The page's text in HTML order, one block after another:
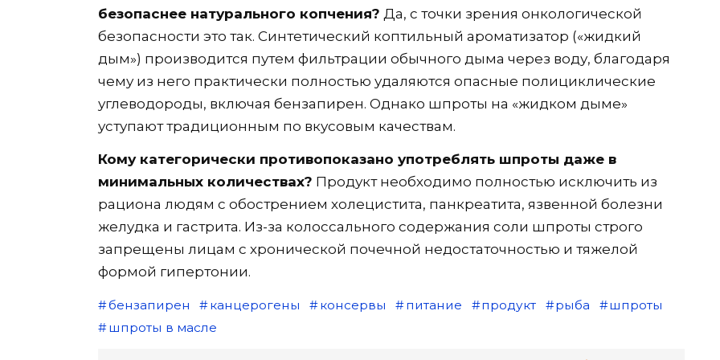
безопаснее натурального копчения? Да, с точки зрения онкологической
безопасности это так. Синтетический коптильный ароматизатор («жидкий
дым») производится путем фильтрации обычного дыма через воду, благодаря
чему из него практически полностью удаляются опасные полициклические
углеводороды, включая бензапирен. Однако шпроты на «жидком дыме»
уступают традиционным по вкусовым качествам.
Кому категорически противопоказано употреблять шпроты даже в
минимальных количествах? Продукт необходимо полностью исключить из
рациона людям с обострением холецистита, панкреатита, язвенной болезни
желудка и гастрита. Из-за колоссального содержания соли шпроты строго
запрещены лицам с хронической почечной недостаточностью и тяжелой
формой гипертонии.
бензапирен канцерогены консервы питание продукт рыба
шпроты
шпроты в масле